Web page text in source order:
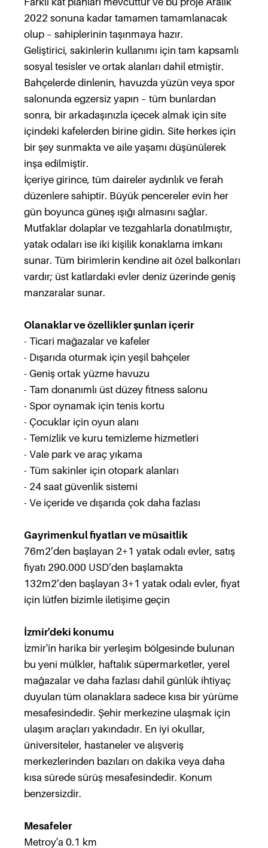
2022 sonuna kadar tamamen tamamlanacak
olup – sahiplerinin taşınmaya hazır.
Geliştirici, sakinlerin kullanımı için tam kapsamlı
sosyal tesisler ve ortak alanları dahil etmiştir.
Bahçelerde dinlenin, havuzda yüzün veya spor
salonunda egzersiz yapın – tüm bunlardan
sonra, bir arkadaşınızla içecek almak için site
içindeki kafelerden birine gidin. Site herkes için
bir şey sunmakta ve aile yaşamı düşünülerek
inşa edilmiştir.
İçeriye girince, tüm daireler aydınlık ve ferah
düzenlere sahiptir. Büyük pencereler evin her
gün boyunca güneş ışığı almasını sağlar.
Mutfaklar dolaplar ve tezgahlarla donatılmıştır,
yatak odaları ise iki kişilik konaklama imkanı
sunar. Tüm birimlerin kendine ait özel balkonları
vardır; üst katlardaki evler deniz üzerinde geniş
manzaralar sunar.
Olanaklar ve özellikler şunları içerir
- Ticari mağazalar ve kafeler
- Dışarıda oturmak için yeşil bahçeler
- Geniş ortak yüzme havuzu
- Tam donanımlı üst düzey fitness salonu
- Spor oynamak için tenis kortu
- Çocuklar için oyun alanı
- Temizlik ve kuru temizleme hizmetleri
- Vale park ve araç yıkama
- Tüm sakinler için otopark alanları
- 24 saat güvenlik sistemi
- Ve içeride ve dışarıda çok daha fazlası
Gayrimenkul fiyatları ve müsaitlik
76m2’den başlayan 2+1 yatak odalı evler, satış
fiyatı 290.000 USD’den başlamakta
132m2’den başlayan 3+1 yatak odalı evler, fiyat
için lütfen bizimle iletişime geçin
İzmir'deki konumu
İzmir'in harika bir yerleşim bölgesinde bulunan
bu yeni mülkler, haftalık süpermarketler, yerel
mağazalar ve daha fazlası dahil günlük ihtiyaç
duyulan tüm olanaklara sadece kısa bir yürüme
mesafesindedir. Şehir merkezine ulaşmak için
ulaşım araçları yakındadır. En iyi okullar,
üniversiteler, hastaneler ve alışveriş
merkezlerinden bazıları on dakika veya daha
kısa sürede sürüş mesafesindedir. Konum
benzersizdir.
Mesafeler
Metroy'a 0.1 km